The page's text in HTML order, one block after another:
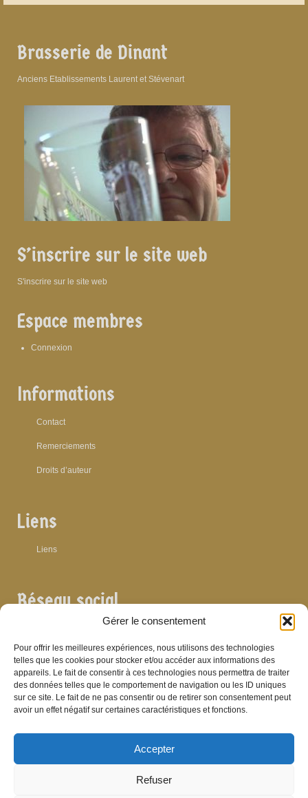
Gérer le consentement
Pour offrir les meilleures expériences, nous utilisons des technologies
telles que les cookies pour stocker et/ou accéder aux informations des
appareils. Le fait de consentir à ces technologies nous permettra de traiter
des données telles que le comportement de navigation ou les ID uniques
sur ce site. Le fait de ne pas consentir ou de retirer son consentement peut
avoir un effet négatif sur certaines caractéristiques et fonctions.
Accepter
Refuser
Brasserie de Dinant
Anciens Etablissements Laurent et Stévenart
S’inscrire sur le site web
S'inscrire sur le site web
Espace membres
Connexion
Informations
Contact
Remerciements
Droits d’auteur
Liens
Liens
Réseau social
Archives
Archives
Bibliographie